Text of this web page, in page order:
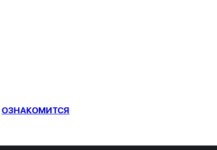
ОЗНАКОМИТСЯ